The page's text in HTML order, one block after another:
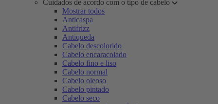
Cuidados de acordo com o tipo de cabelo
Mostrar todos
Anticaspa
Antifrizz
Antiqueda
Cabelo descolorido
Cabelo encaracolado
Cabelo fino e liso
Cabelo normal
Cabelo oleoso
Cabelo pintado
Cabelo seco